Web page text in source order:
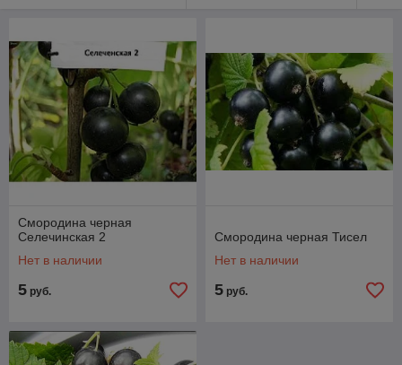
список наших популярных товарных позиций:
Смородина черная
Селечинская 2
Нет в наличии
5 руб.
Смородина черная Тисел
Нет в наличии
5 руб.